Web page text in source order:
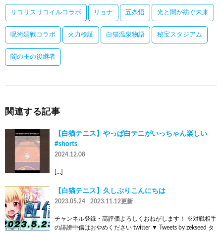
リコリスリコイルコラボ リョナ 五条悟 光と闇が紡ぐ未来
呪術廻戦コラボ 火力検証 白猫温泉物語 秘宝スタジアム
闇の王の後継者
関連する記事
【白猫テニス】やっぱ白テニがいっちゃん楽しい
#shorts
2024.12.08
[…]
【白猫テニス】久しぶりこんにちは
2023.05.24 2023.11.12更新
チャンネル登録・高評価よろしくおねがします！ ※対戦相手
の誹謗中傷はおやめください twitter ▼ Tweets by zekseed タ